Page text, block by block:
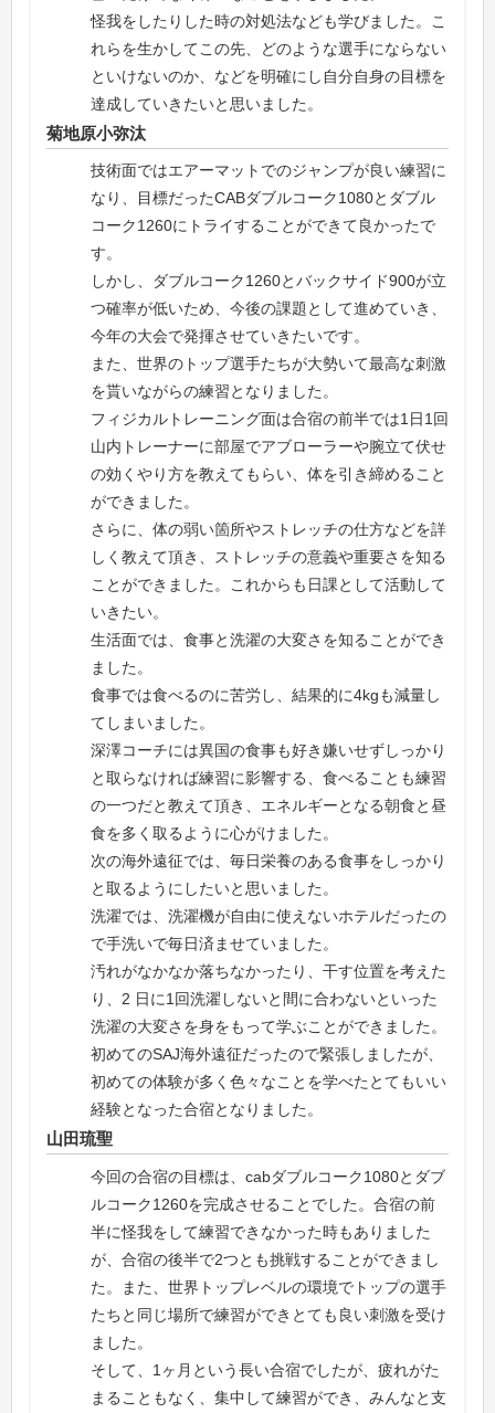
怪我をしたりした時の対処法なども学びました。こ
れらを生かしてこの先、どのような選手にならない
といけないのか、などを明確にし自分自身の目標を
達成していきたいと思いました。
菊地原小弥汰
技術面ではエアーマットでのジャンプが良い練習に
なり、目標だったCABダブルコーク1080とダブル
コーク1260にトライすることができて良かったで
す。
しかし、ダブルコーク1260とバックサイド900が立
つ確率が低いため、今後の課題として進めていき、
今年の大会で発揮させていきたいです。
また、世界のトップ選手たちが大勢いて最高な刺激
を貰いながらの練習となりました。
フィジカルトレーニング面は合宿の前半では1日1回
山内トレーナーに部屋でアブローラーや腕立て伏せ
の効くやり方を教えてもらい、体を引き締めること
ができました。
さらに、体の弱い箇所やストレッチの仕方などを詳
しく教えて頂き、ストレッチの意義や重要さを知る
ことができました。これからも日課として活動して
いきたい。
生活面では、食事と洗濯の大変さを知ることができ
ました。
食事では食べるのに苦労し、結果的に4kgも減量し
てしまいました。
深澤コーチには異国の食事も好き嫌いせずしっかり
と取らなければ練習に影響する、食べることも練習
の一つだと教えて頂き、エネルギーとなる朝食と昼
食を多く取るように心がけました。
次の海外遠征では、毎日栄養のある食事をしっかり
と取るようにしたいと思いました。
洗濯では、洗濯機が自由に使えないホテルだったの
で手洗いで毎日済ませていました。
汚れがなかなか落ちなかったり、干す位置を考えた
り、2 日に1回洗濯しないと間に合わないといった
洗濯の大変さを身をもって学ぶことができました。
初めてのSAJ海外遠征だったので緊張しましたが、
初めての体験が多く色々なことを学べたとてもいい
経験となった合宿となりました。
山田琉聖
今回の合宿の目標は、cabダブルコーク1080とダブ
ルコーク1260を完成させることでした。合宿の前
半に怪我をして練習できなかった時もありました
が、合宿の後半で2つとも挑戦することができまし
た。また、世界トップレベルの環境でトップの選手
たちと同じ場所で練習ができとても良い刺激を受け
ました。
そして、1ヶ月という長い合宿でしたが、疲れがた
まることもなく、集中して練習ができ、みんなと支